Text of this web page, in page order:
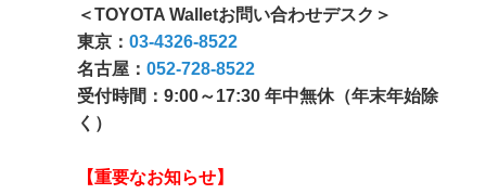
＜TOYOTA Walletお問い合わせデスク＞
東京： 03-4326-8522
名古屋： 052-728-8522
受付時間：9:00～17:30 年中無休（年末年始除
く）
【重要なお知らせ】